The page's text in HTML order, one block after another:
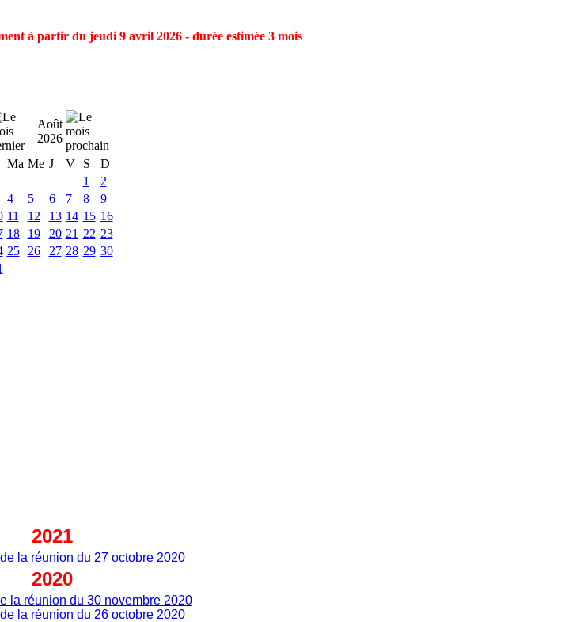
à partir du jeudi 9 avril 2026 - durée estimée 3 mois
Août
2026
Ma Me J V S
D
1
2
4 5 6 7 8
9
11 12 13 14 15 16
18 19 20 21 22 23
25 26 27 28 29 30
2021
la réunion du 27 octobre 2020
2020
la réunion du 30 novembre 2020
la réunion du 26 octobre 2020